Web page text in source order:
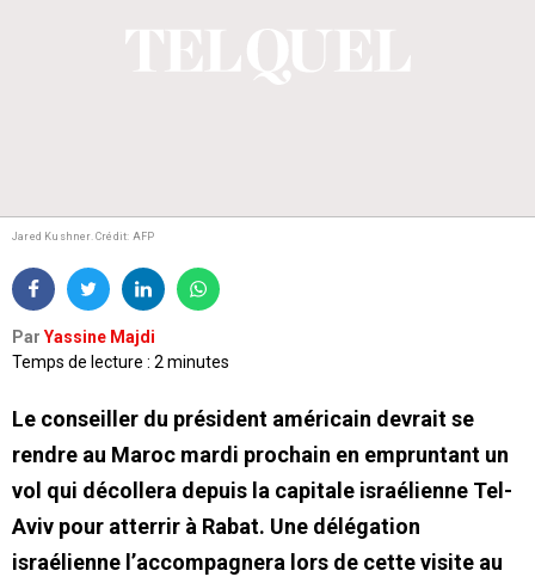
Jared Kushner. Crédit: AFP
Par Yassine Majdi
Temps de lecture : 2 minutes
Le conseiller du président américain devrait se
rendre au Maroc mardi prochain en empruntant un
vol qui décollera depuis la capitale israélienne Tel-
Aviv pour atterrir à Rabat. Une délégation
israélienne l’accompagnera lors de cette visite au